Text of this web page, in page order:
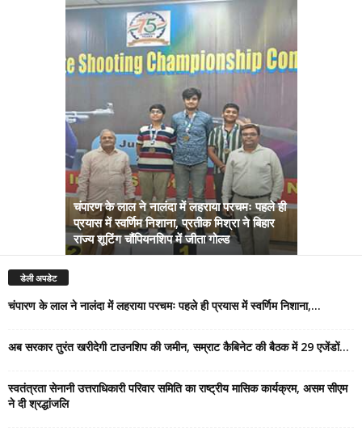
चंपारण के लाल ने नालंदा में लहराया परचमः पहले ही
प्रयास में स्वर्णिम निशाना, प्रतीक मिश्रा ने बिहार
राज्य शूटिंग चौंपियनशिप में जीता गोल्ड
डेली अपडेट
चंपारण के लाल ने नालंदा में लहराया परचमः पहले ही प्रयास में स्वर्णिम निशाना,...
अब सरकार तुरंत खरीदेगी टाउनशिप की जमीन, सम्राट कैबिनेट की बैठक में 29 एजेंडों...
स्वतंत्रता सेनानी उत्तराधिकारी परिवार समिति का राष्ट्रीय मासिक कार्यक्रम, असम सीएम
ने दी श्रद्धांजलि